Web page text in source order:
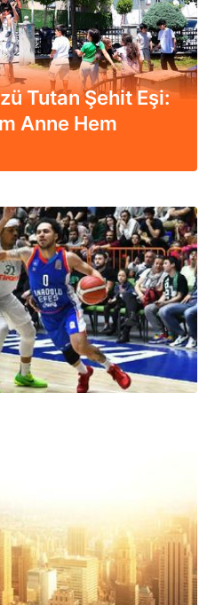
Tutan Şehit Eşi:
Anne Hem